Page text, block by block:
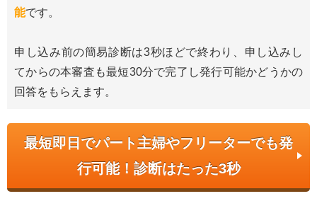
能です。
申し込み前の簡易診断は3秒ほどで終わり、申し込みし
てからの本審査も最短30分で完了し発行可能かどうかの
回答をもらえます。
最短即日でパート主婦やフリーターでも発
行可能！診断はたった3秒